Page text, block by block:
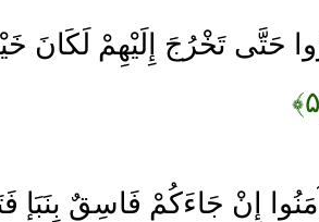
حَتَّى تَخْرُجَ إِلَيْهِمْ لَكَانَ
إِنْ جَاءَكُمْ فَاسِقٌ بِنَبَإٍ